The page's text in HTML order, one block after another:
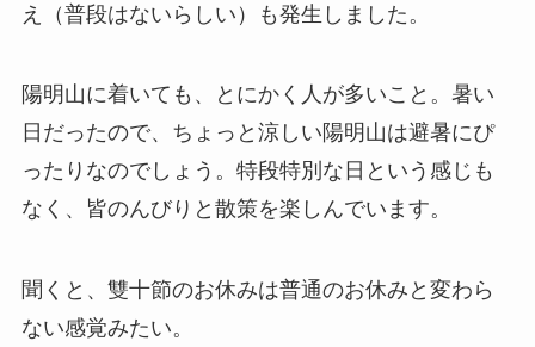
え（普段はないらしい）も発生しました。
陽明山に着いても、とにかく人が多いこと。暑い
日だったので、ちょっと涼しい陽明山は避暑にぴ
ったりなのでしょう。特段特別な日という感じも
なく、皆のんびりと散策を楽しんでいます。
聞くと、雙十節のお休みは普通のお休みと変わら
ない感覚みたい。